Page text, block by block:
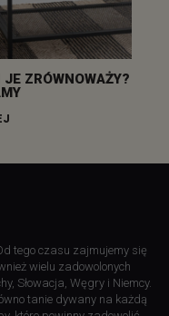
ZRÓWNOWAŻY?
tego czasu zajmujemy się
wielu zadowolonych
Słowacja, Węgry i Niemcy.
tanie dywany na każdą